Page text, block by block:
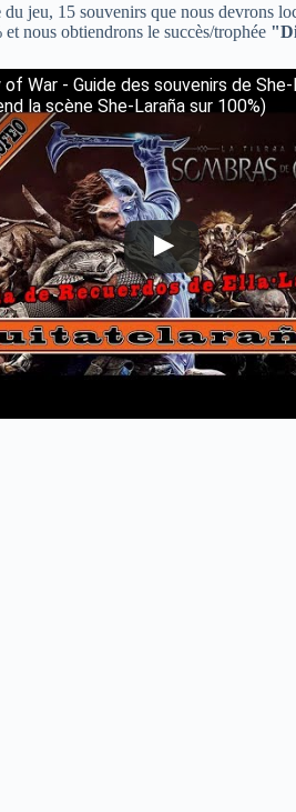
du jeu, 15 souvenirs que nous devrons
nous obtiendrons le succès/trophée
of War - Guide des souvenirs de She-
la scène She-Laraña sur 100%)